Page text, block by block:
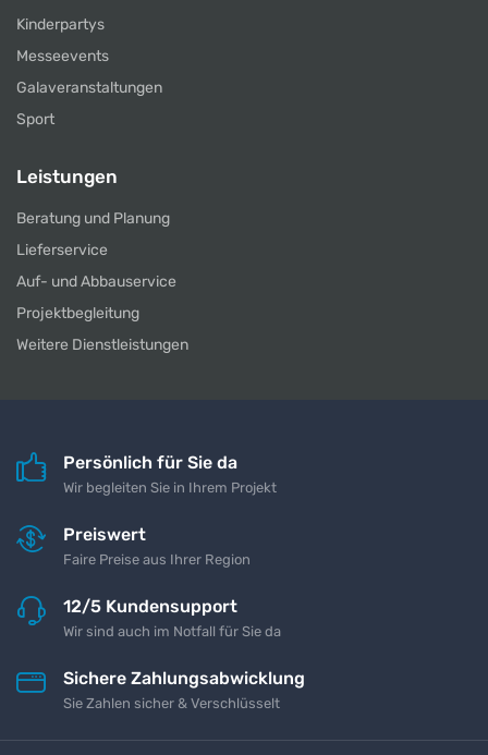
Kinderpartys
Messeevents
Galaveranstaltungen
Sport
Leistungen
Beratung und Planung
Lieferservice
Auf- und Abbauservice
Projektbegleitung
Weitere Dienstleistungen
Persönlich für Sie da
Wir begleiten Sie in Ihrem Projekt
Preiswert
Faire Preise aus Ihrer Region
12/5 Kundensupport
Wir sind auch im Notfall für Sie da
Sichere Zahlungsabwicklung
Sie Zahlen sicher & Verschlüsselt